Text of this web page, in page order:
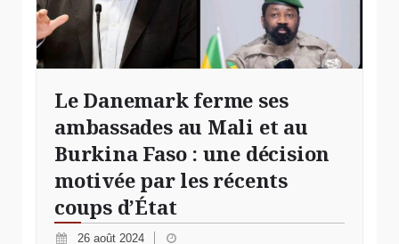
Le Danemark ferme ses
ambassades au Mali et au
Burkina Faso : une décision
motivée par les récents
coups d’État
26 août 2024